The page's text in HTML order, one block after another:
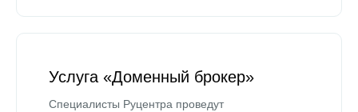
Услуга «Доменный брокер»
Специалисты Руцентра проведут